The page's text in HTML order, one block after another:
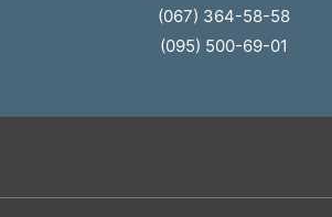
(067) 364-58-58
(095) 500-69-01